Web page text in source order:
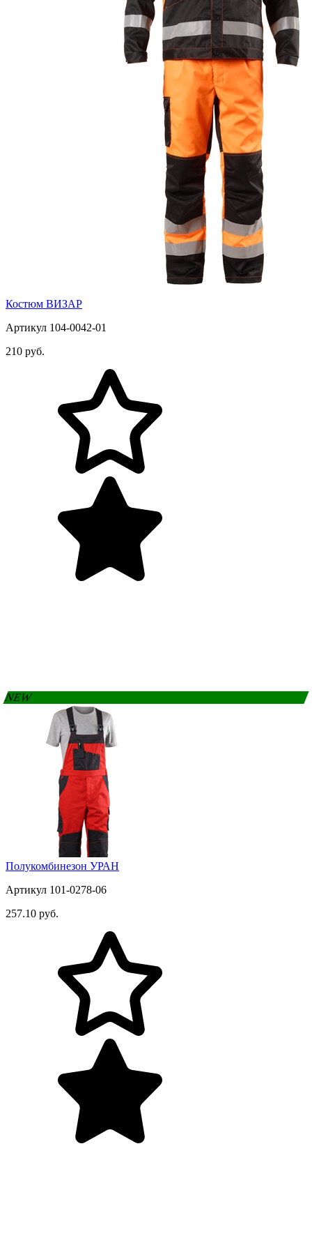
Костюм ВИЗАР
Артикул 104-0042-01
210 руб.
NEW
Полукомбинезон УРАН
Артикул 101-0278-06
257.10 руб.